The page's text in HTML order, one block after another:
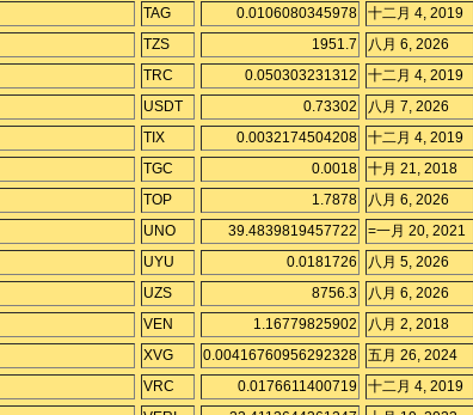
TAG 0.0106080345978 十二月 4, 2019
TZS 1951.7 八月 6, 2026
TRC 0.050303231312 十二月 4, 2019
USDT 0.73302 八月 7, 2026
TIX 0.0032174504208 十二月 4, 2019
TGC 0.0018 十月 21, 2018
TOP 1.7878 八月 6, 2026
UNO 39.4839819457722 =一月 20, 2021
UYU 0.0181726 八月 5, 2026
UZS 8756.3 八月 6, 2026
VEN 1.16779825902 八月 2, 2018
XVG 0.00416760956292328 五月 26, 2024
VRC 0.0176611400719 十二月 4, 2019